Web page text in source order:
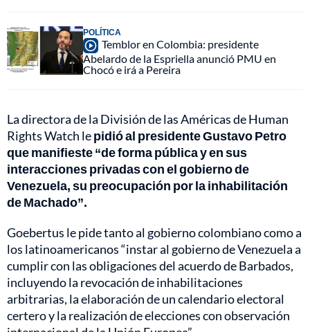
POLÍTICA
Temblor en Colombia: presidente
Abelardo de la Espriella anunció PMU en
Chocó e irá a Pereira
La directora de la División de las Américas de Human
Rights Watch lepidió al presidente Gustavo Petro
que manifieste “de forma pública y en sus
interacciones privadas con el gobierno de
Venezuela, su preocupación por la inhabilitación
de Machado”.
Goebertus le pide tanto al gobierno colombiano como a
los latinoamericanos “instar al gobierno de Venezuela a
cumplir con las obligaciones del acuerdo de Barbados,
incluyendo la revocación de inhabilitaciones
arbitrarias, la elaboración de un calendario electoral
certero y la realización de elecciones con observación